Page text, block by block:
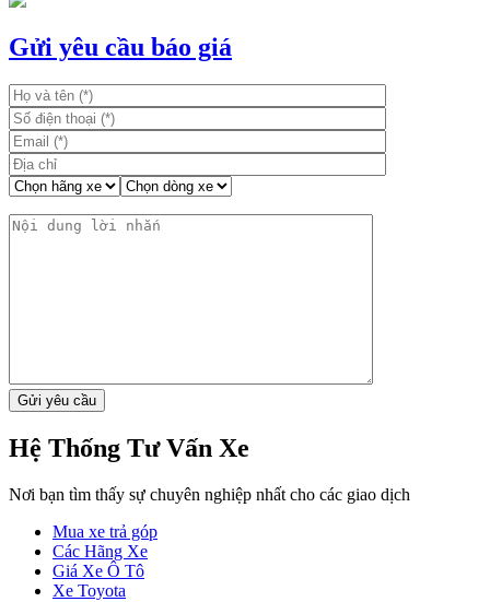
Gửi yêu cầu báo giá
Hệ Thống Tư Vấn Xe
Nơi bạn tìm thấy sự chuyên nghiệp nhất cho các giao dịch
Mua xe trả góp
Các Hãng Xe
Giá Xe Ô Tô
Xe Toyota